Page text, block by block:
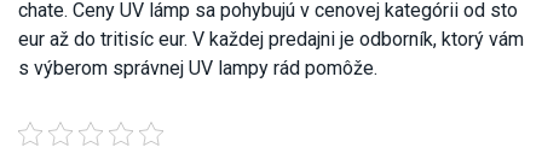
chate. Ceny UV lámp sa pohybujú v cenovej kategórii od sto
eur až do tritisíc eur. V každej predajni je odborník, ktorý vám
s výberom správnej UV lampy rád pomôže.